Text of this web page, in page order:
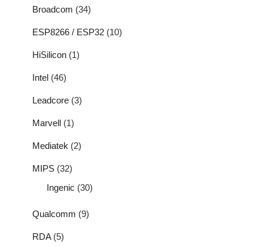
Broadcom (34)
ESP8266 / ESP32 (10)
HiSilicon (1)
Intel (46)
Leadcore (3)
Marvell (1)
Mediatek (2)
MIPS (32)
Ingenic (30)
Qualcomm (9)
RDA(5)